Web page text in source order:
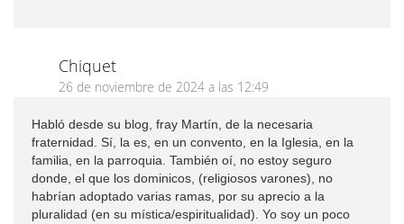
Chiquet
26 de noviembre de 2024 a las 12:49
Habló desde su blog, fray Martín, de la necesaria
fraternidad. Sí, la es, en un convento, en la Iglesia, en la
familia, en la parroquia. También oí, no estoy seguro
donde, el que los dominicos, (religiosos varones), no
habrían adoptado varias ramas, por su aprecio a la
pluralidad (en su mística/espiritualidad). Yo soy un poco